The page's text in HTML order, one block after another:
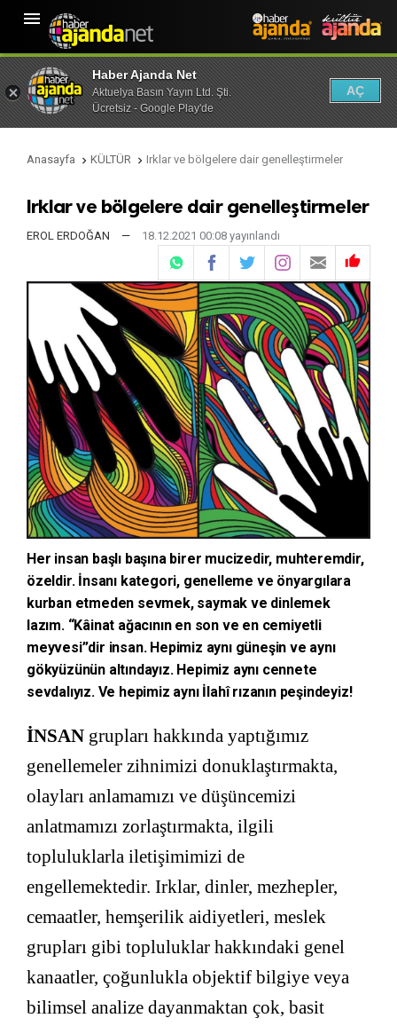

Anasayfa  KÜLTÜR  Irklar ve bölgelere dair genelleştirmeler
Irklar ve bölgelere dair genelleştirmeler
EROL ERDOĞAN — 18.12.2021 00:08 yayınlandı

Her insan başlı başına birer mucizedir, muhteremdir,
özeldir. İnsanı kategori, genelleme ve önyargılara
kurban etmeden sevmek, saymak ve dinlemek
lazım. “Kâinat ağacının en son ve en cemiyetli
meyvesi”dir insan. Hepimiz aynı güneşin ve aynı
gökyüzünün altındayız. Hepimiz aynı cennete
sevdalıyız. Ve hepimiz aynı İlahî rızanın peşindeyiz!
İNSAN grupları hakkında yaptığımız
genellemeler zihnimizi donuklaştırmakta,
olayları anlamamızı ve düşüncemizi
anlatmamızı zorlaştırmakta, ilgili
topluluklarla iletişimimizi de
engellemektedir. Irklar, dinler, mezhepler,
cemaatler, hemşerilik aidiyetleri, meslek
grupları gibi topluluklar hakkındaki genel
kanaatler, çoğunlukla objektif bilgiye veya
bilimsel analize dayanmaktan çok, basit
Haber Ajanda Net
Aktuelya Basın Yayın Ltd. Şti.
Ücretsiz - Google Play'de
AÇ